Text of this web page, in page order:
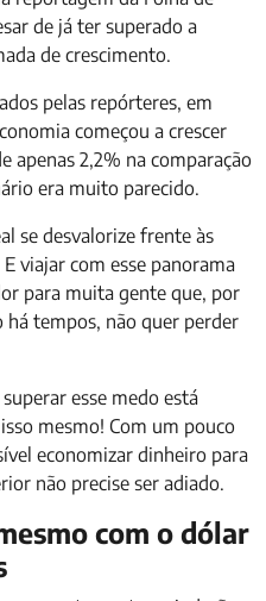
de já ter superado a
de crescimento.
pelas repórteres, em
começou a crescer
apenas 2,2% na comparação
era muito parecido.
se desvalorize frente às
E viajar com esse panorama
para muita gente que, por
há tempos, não quer perder
esse medo está
isso mesmo! Com um pouco
economizar dinheiro para
não precise ser adiado.
com o dólar